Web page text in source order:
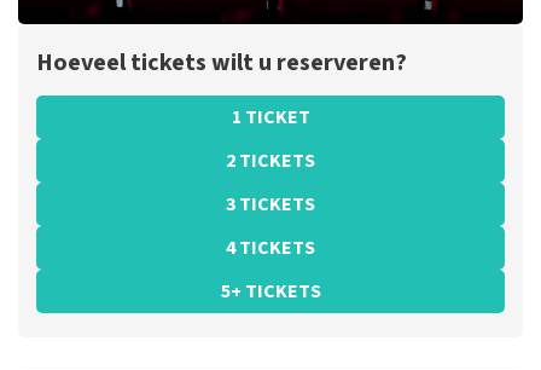
Hoeveel tickets wilt u reserveren?
1 TICKET
2 TICKETS
3 TICKETS
4 TICKETS
5+ TICKETS